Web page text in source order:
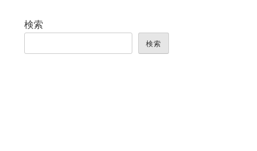
検索
検索